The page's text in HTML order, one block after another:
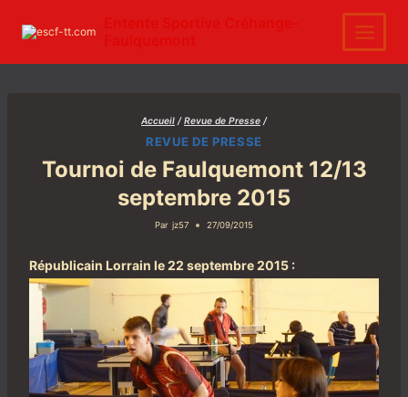
contenu
Accueil / Revue de Presse /
REVUE DE PRESSE
Tournoi de Faulquemont 12/13
septembre 2015
Par jz57 27/09/2015
Républicain Lorrain le 22 septembre 2015 :